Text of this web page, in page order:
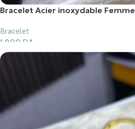
Bracelet Acier inoxydable Femme
Bracelet
1,900 DA